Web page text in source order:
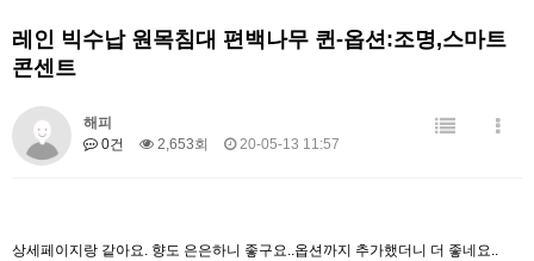
레인 빅수납 원목침대 편백나무 퀸-옵션:조명,스마트
콘센트
해피
0건
2,653회 20-05-13 11:57
상세페이지랑 같아요. 향도 은은하니 좋구요..옵션까지 추가했더니 더 좋네요..